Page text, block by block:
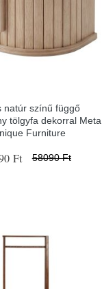
natúr színű függő
tölgyfa dekorral Meta
Furniture
Ft 58090 Ft